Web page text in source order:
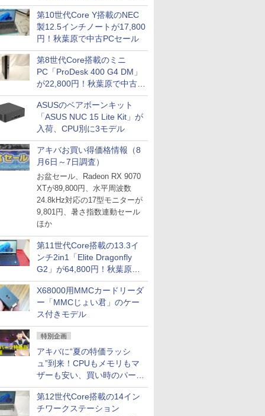
木製パネルや背面コネクタ対
応トレイなど
第10世代Core Y搭載のNEC
製12.5インチノートが17,800
円！秋葉原で中古PCセール
第8世代Core搭載のミニ
PC「ProDesk 400 G4 DM」
が22,800円！秋葉原で中古
PCセール
ASUSのベアボーンキット
「ASUS NUC 15 Lite Kit」が
入荷、CPU別に3モデル
アキバお買い得価格情報（8
月6日～7日調査）
お盆セール、Radeon RX 9070
XTが89,800円、水平周波数
24.8kHz対応の17型モニターが
9,801円、暑さ指数連動セール
ほか
第11世代Core搭載の13.3イ
ンチ2in1「Elite Dragonfly
G2」が64,800円！秋葉原で
中古PCセール
X68000用MMCカードリーダ
ー「MMCじょい君」のケー
ス付きモデル
特別企画
アキバに“夏の特価ラッシ
ュ”到来！CPUもメモリもマ
ザーも安い、買い時のパーツ
は？【8月7日(金)22時配信】
第12世代Core搭載の14イン
チワークステーション